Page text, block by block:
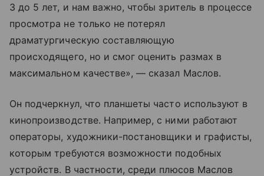
3 до 5 лет, и нам важно, чтобы зритель в процессе
просмотра не только не потерял
драматургическую составляющую
происходящего, но и смог оценить размах в
максимальном качестве», — сказал Маслов.
Он подчеркнул, что планшеты часто используют в
кинопроизводстве. Например, с ними работают
операторы, художники-постановщики и графисты,
которым требуются возможности подобных
устройств. В частности, среди плюсов Маслов